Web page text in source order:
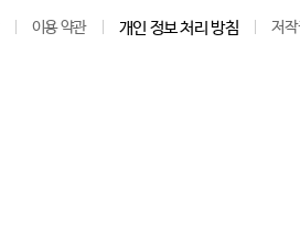
이용 약관 개인 정보 처리 방침 저